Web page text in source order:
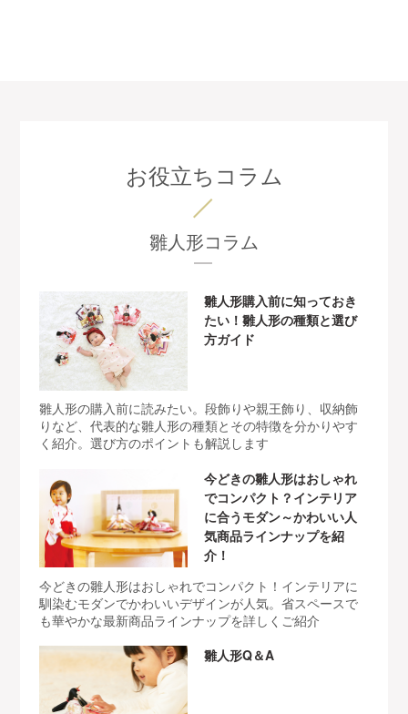
お役立ちコラム
雛人形コラム
雛人形購入前に知っておき
たい！雛人形の種類と選び
方ガイド
雛人形の購入前に読みたい。段飾りや親王飾り、収納飾
りなど、代表的な雛人形の種類とその特徴を分かりやす
く紹介。選び方のポイントも解説します
今どきの雛人形はおしゃれ
でコンパクト？インテリア
に合うモダン～かわいい人
気商品ラインナップを紹
介！
今どきの雛人形はおしゃれでコンパクト！インテリアに
馴染むモダンでかわいいデザインが人気。省スペースで
も華やかな最新商品ラインナップを詳しくご紹介
雛人形Q＆A